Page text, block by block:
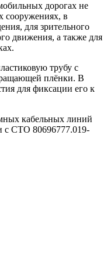
дорогах не
сооружениях, в
для зрительного
движения, а также для
трубу с
плёнки. В
для фиксации его к
кабельных линий
с СТО 80696777.019-